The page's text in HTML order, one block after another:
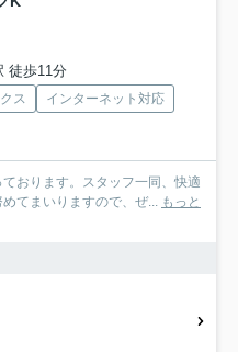
徒歩11分
ス
インターネット対応
おります。スタッフ一同、快適
てまいりますので、ぜ... もっと